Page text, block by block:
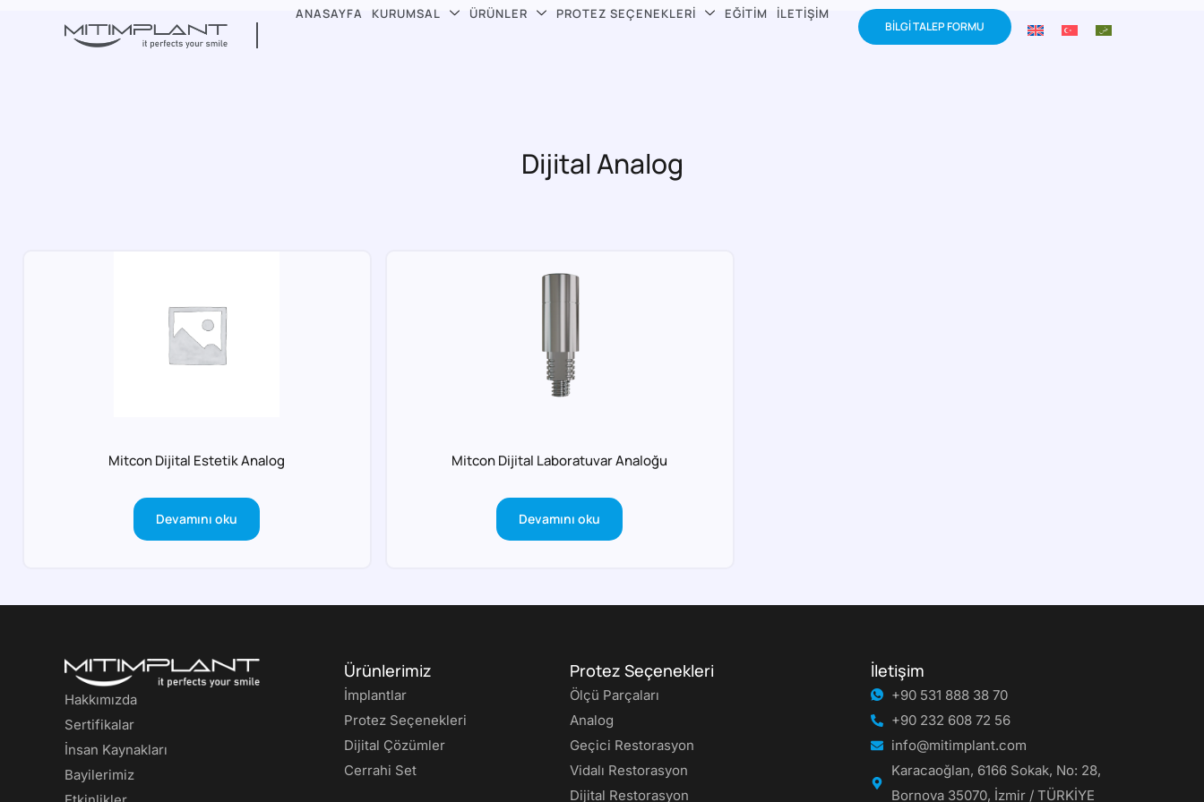
ANASAYFA KURUMSAL ÜRÜNLER PROTEZ SEÇENEKLERI EĞITIM İLETIŞIM
BİLGİ TALEP FORMU
Dijital Analog
Mitcon Dijital Estetik Analog
Devamını oku
Mitcon Dijital Laboratuvar Analoğu
Devamını oku
Hakkımızda
Sertifikalar
İnsan Kaynakları
Bayilerimiz
Ürünlerimiz
İmplantlar
Protez Seçenekleri
Dijital Çözümler
Cerrahi Set
Protez Seçenekleri
Ölçü Parçaları
Analog
Geçici Restorasyon
Vidalı Restorasyon
Dijital Restorasyon
İletişim
+90 531 888 38 70
+90 232 608 72 56
info@mitimplant.com
Karacaoğlan, 6166 Sokak, No: 28,
Bornova 35070, İzmir / TÜRKİYE